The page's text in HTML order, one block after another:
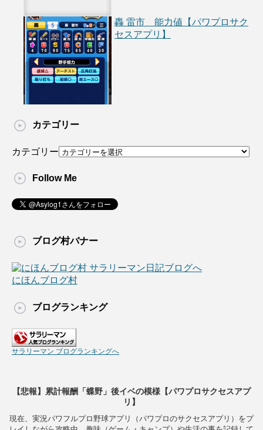
轟 雷市 能力値【パワプロサク
セスアプリ】
カテゴリー
カテゴリー
Follow Me
ブログ村バナー
にほんブログ村
ブログランキング
サラリーマン ブログランキングへ
【悲報】累計報酬「蝶野」後イベの模様【パワプロサクセスアプ
リ】
現在、実況パワフルプロ野球アプリ（パワプロのサクセスアプリ）をプ